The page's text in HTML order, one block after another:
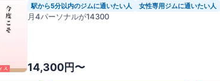
駅から5分以内のジムに通いたい人 女性専用ジムに通いたい人
月4パーソナルが14300
14,300円〜